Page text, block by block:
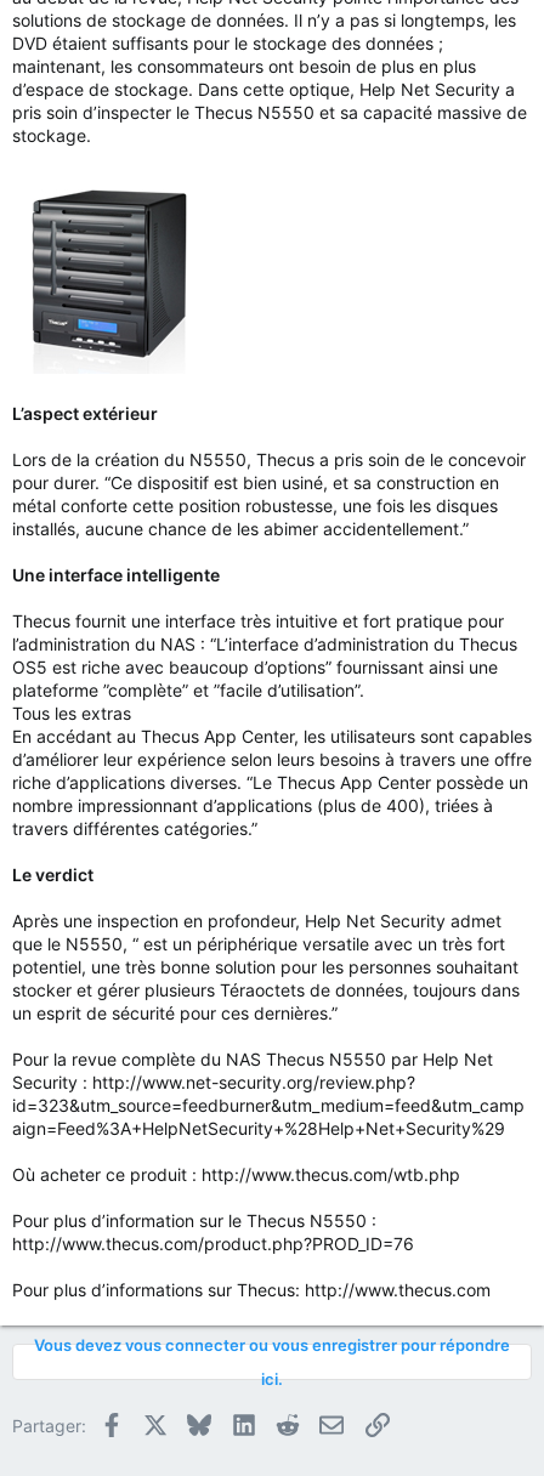
solutions de stockage de données. Il n’y a pas si longtemps, les
DVD étaient suffisants pour le stockage des données ;
maintenant, les consommateurs ont besoin de plus en plus
d’espace de stockage. Dans cette optique, Help Net Security a
pris soin d’inspecter le Thecus N5550 et sa capacité massive de
stockage.
L’aspect extérieur
Lors de la création du N5550, Thecus a pris soin de le concevoir
pour durer. “Ce dispositif est bien usiné, et sa construction en
métal conforte cette position robustesse, une fois les disques
installés, aucune chance de les abimer accidentellement.”
Une interface intelligente
Thecus fournit une interface très intuitive et fort pratique pour
l’administration du NAS : “L’interface d’administration du Thecus
OS5 est riche avec beaucoup d’options” fournissant ainsi une
plateforme ”complète” et ”facile d’utilisation”.
Tous les extras
En accédant au Thecus App Center, les utilisateurs sont capables
d’améliorer leur expérience selon leurs besoins à travers une offre
riche d’applications diverses. “Le Thecus App Center possède un
nombre impressionnant d’applications (plus de 400), triées à
travers différentes catégories.”
Le verdict
Après une inspection en profondeur, Help Net Security admet
que le N5550, “ est un périphérique versatile avec un très fort
potentiel, une très bonne solution pour les personnes souhaitant
stocker et gérer plusieurs Téraoctets de données, toujours dans
un esprit de sécurité pour ces dernières.”
Pour la revue complète du NAS Thecus N5550 par Help Net
Security : http://www.net-security.org/review.php?
id=323&utm_source=feedburner&utm_medium=feed&utm_camp
aign=Feed%3A+HelpNetSecurity+%28Help+Net+Security%29
Où acheter ce produit : http://www.thecus.com/wtb.php
Pour plus d’information sur le Thecus N5550 :
http://www.thecus.com/product.php?PROD_ID=76
Pour plus d’informations sur Thecus: http://www.thecus.com
Vous devez vous connecter ou vous enregistrer pour répondre
ici.
Partager: Facebook BlueskyLinkedInRedditE-mailLien